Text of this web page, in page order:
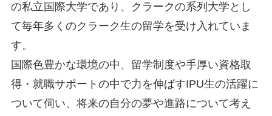
の私立国際大学であり、クラークの系列大学とし
て毎年多くのクラーク生の留学を受け入れていま
す。
国際色豊かな環境の中、留学制度や手厚い資格取
得・就職サポートの中で力を伸ばすIPU生の活躍に
ついて伺い、将来の自分の夢や進路について考え